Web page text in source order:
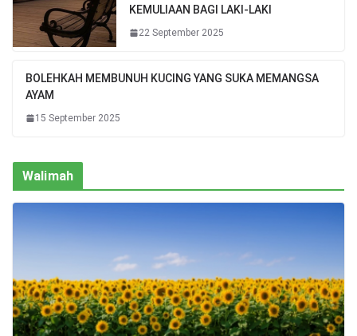
KEMULIAAN BAGI LAKI-LAKI
22 September 2025
BOLEHKAH MEMBUNUH KUCING YANG SUKA MEMANGSA
AYAM
15 September 2025
Walimah